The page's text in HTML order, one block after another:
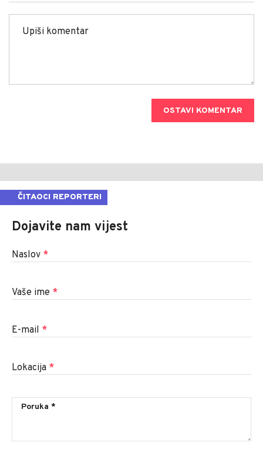
OSTAVI KOMENTAR
ČITAOCI REPORTERI
Dojavite nam vijest
Naslov *
Vaše ime *
E-mail *
Lokacija *